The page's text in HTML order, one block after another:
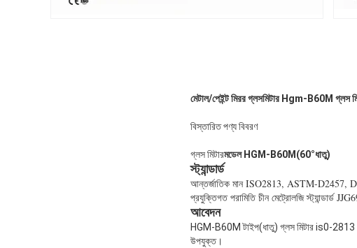
মেটাল/পেইন্ট মিরর গ্লসমিটার Hgm-B60M গ্লস
বিস্তারিত পণ্য বিবরণ
গ্লস মিটারমডেল HGM-B60M(60°ধাতু)
স্ট্যান্ডার্ড
আন্তর্জাতিক মান ISO2813, ASTM-D2457,
প্রযুক্তিগত পরামিতি চীন মেট্রোলজি স্ট্যান্ডার্ড
আবেদন
HGM-B60M টাইপ(ধাতু) গ্লস মিটার is0-2813
উপযুক্ত।